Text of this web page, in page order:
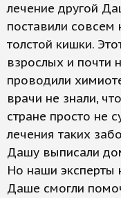
лечение другой
поставили совсем
толстой кишки.
взрослых и почти
проводили
врачи не знали,
стране просто не
лечения таких
Дашу выписали
Но наши эксперты
Даше смогли